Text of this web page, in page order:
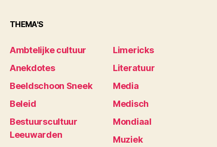
THEMA'S
Ambtelijke cultuur
Anekdotes
Beeldschoon Sneek
Beleid
Bestuurscultuur
Leeuwarden
Limericks
Literatuur
Media
Medisch
Mondiaal
Muziek